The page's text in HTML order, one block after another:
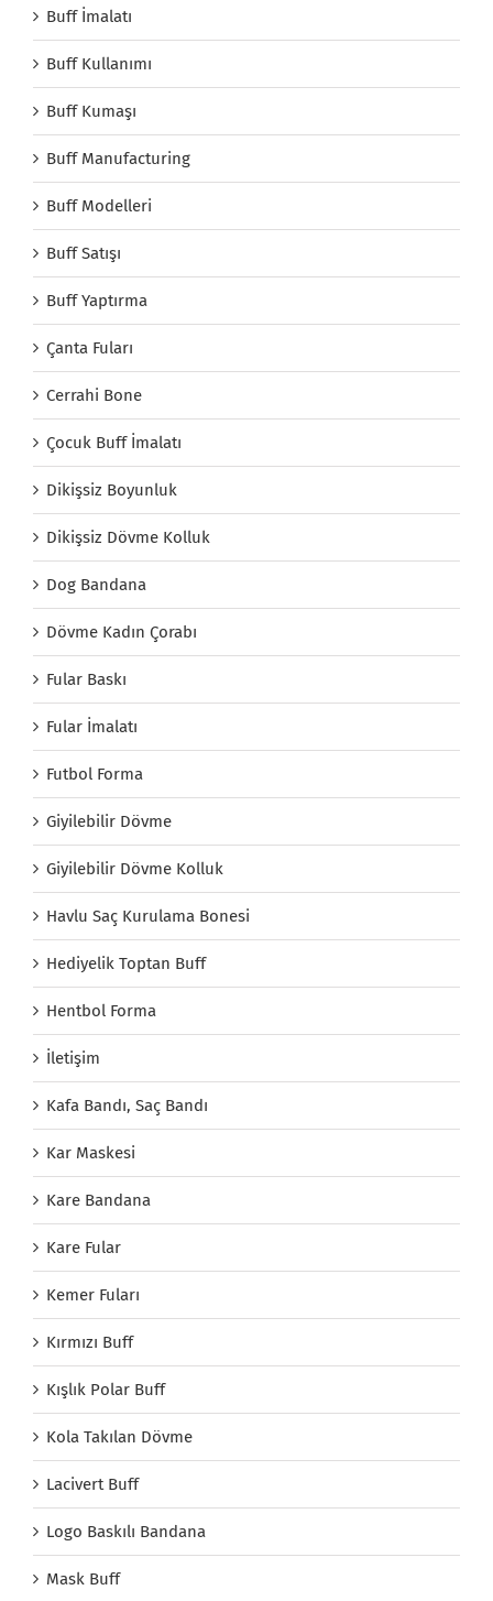
Buff İmalatı
Buff Kullanımı
Buff Kumaşı
Buff Manufacturing
Buff Modelleri
Buff Satışı
Buff Yaptırma
Çanta Fuları
Cerrahi Bone
Çocuk Buff İmalatı
Dikişsiz Boyunluk
Dikişsiz Dövme Kolluk
Dog Bandana
Dövme Kadın Çorabı
Fular Baskı
Fular İmalatı
Futbol Forma
Giyilebilir Dövme
Giyilebilir Dövme Kolluk
Havlu Saç Kurulama Bonesi
Hediyelik Toptan Buff
Hentbol Forma
İletişim
Kafa Bandı, Saç Bandı
Kar Maskesi
Kare Bandana
Kare Fular
Kemer Fuları
Kırmızı Buff
Kışlık Polar Buff
Kola Takılan Dövme
Lacivert Buff
Logo Baskılı Bandana
Mask Buff